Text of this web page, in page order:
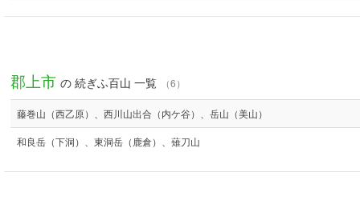
郡上市 の 続ぎふ百山 一覧 （6）
藤巻山（西乙原）、西川山出合（内ケ谷）、岳山（美山）
和良岳（下洞）、東洞岳（鹿倉）、薙刀山